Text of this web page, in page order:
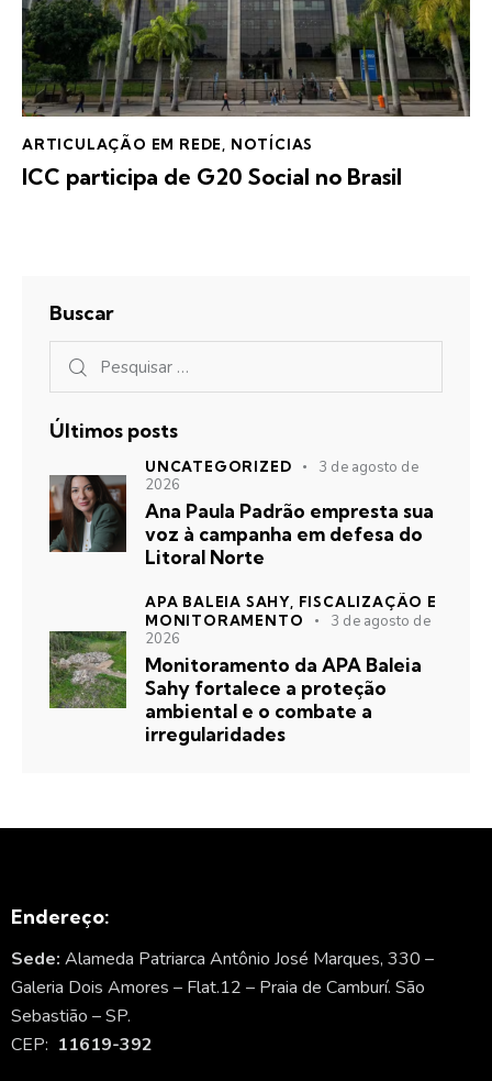
ARTICULAÇÃO EM REDE, NOTÍCIAS
ICC participa de G20 Social no Brasil
Buscar
Últimos posts
UNCATEGORIZED
3 de agosto de
2026
Ana Paula Padrão empresta sua
voz à campanha em defesa do
Litoral Norte
APA BALEIA SAHY, FISCALIZAÇÃO E
MONITORAMENTO
3 de agosto de
2026
Monitoramento da APA Baleia
Sahy fortalece a proteção
ambiental e o combate a
irregularidades
Endereço:
Sede: Alameda Patriarca Antônio José Marques, 330 –
Galeria Dois Amores – Flat.12 – Praia de Camburí. São
Sebastião – SP.
CEP: 11619-392